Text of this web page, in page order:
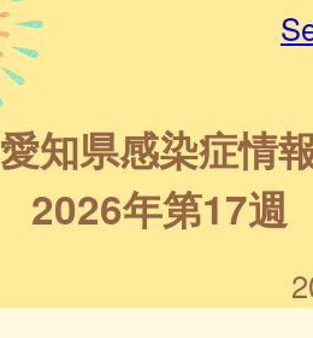
愛知県感染症情
2026年第17週